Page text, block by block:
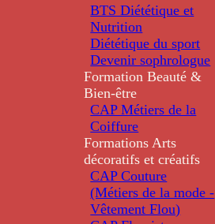
BTS Diététique et
Nutrition
Diététique du sport
Devenir sophrologue
Formation Beauté &
Bien-être
CAP Métiers de la
Coiffure
Formations Arts
décoratifs et créatifs
CAP Couture
(Métiers de la mode -
Vêtement Flou)